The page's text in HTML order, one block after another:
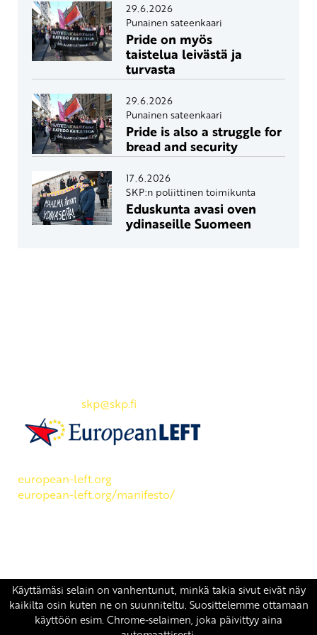
29.6.2026
Punainen sateenkaari
Pride on myös
taistelua leivästä ja
turvasta
29.6.2026
Punainen sateenkaari
Pride is also a struggle for
bread and security
17.6.2026
SKP:n poliittinen toimikunta
Eduskunta avasi oven
ydinaseille Suomeen
skp@skp.fi
european-left.org
european-left.org/manifesto/
Copyright 2026 © SKP| Tietosuojaseloste